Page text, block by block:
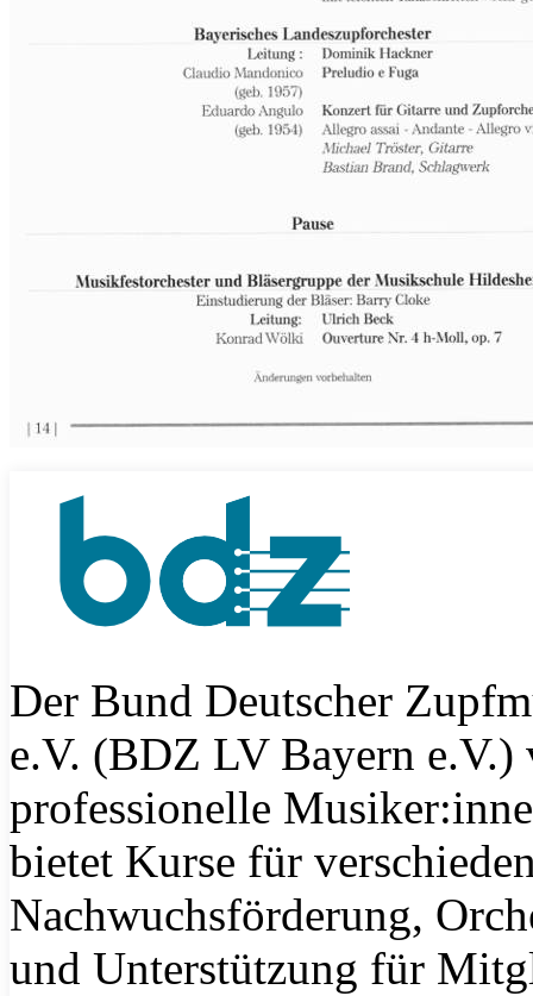
Der Bund Deutscher
e.V. (BDZ LV Bayern e.V.)
professionelle
bietet Kurse für
Nachwuchsförderung,
und Unterstützung für